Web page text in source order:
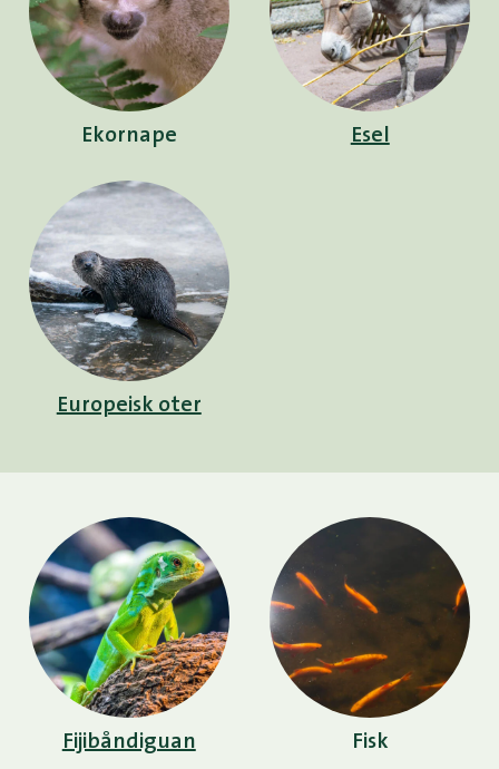
Ekornape Esel
Europeisk oter
Fijibåndiguan Fisk